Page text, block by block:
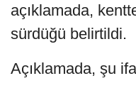
açıklamada,
sürdüğü belirtildi.
Açıklamada, şu